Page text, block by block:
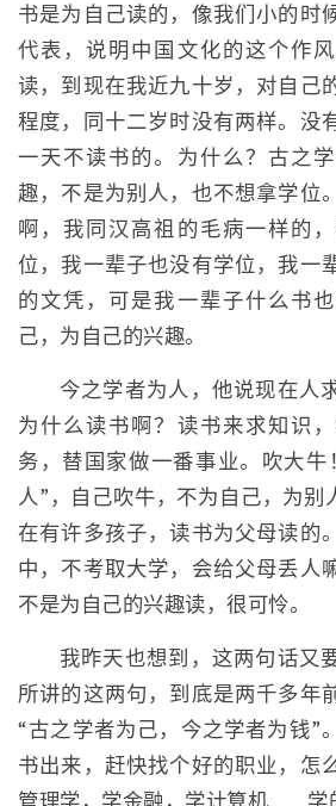
书是为自己读的，像我们小的时
代表，说明中国文化的这个作
读，到现在我近九十岁，对自己
程度，同十二岁时没有两样。没
一天不读书的。为什么？古之
趣，不是为别人，也不想拿学位
啊，我同汉高祖的毛病一样的
位，我一辈子也没有学位，我一
的文凭，可是我一辈子什么书
己，为自己的兴趣。
今之学者为人，他说现在人
为什么读书啊？读书来求知识
务，替国家做一番事业。吹大牛
人”，自己吹牛，不为自己，为别
在有许多孩子，读书为父母读的
中，不考取大学，会给父母丢人
不是为自己的兴趣读，很可怜。
我昨天也想到，这两句话又
所讲的这两句，到底是两千多年
“古之学者为己，今之学者为钱”
书出来，赶快找个好的职业，怎